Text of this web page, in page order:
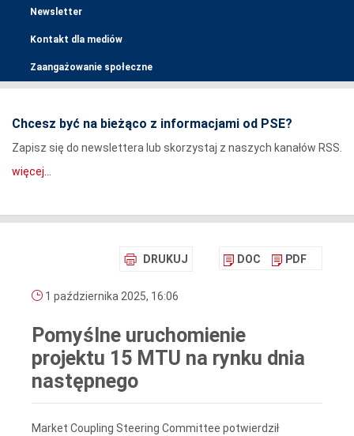
Newsletter
Kontakt dla mediów
Zaangażowanie społeczne
Chcesz być na bieżąco z informacjami od PSE?
Zapisz się do newslettera lub skorzystaj z naszych kanałów RSS.
więcej...
DRUKUJ DOC PDF
1 października 2025, 16:06
Pomyślne uruchomienie
projektu 15 MTU na rynku dnia
następnego
Market Coupling Steering Committee potwierdził